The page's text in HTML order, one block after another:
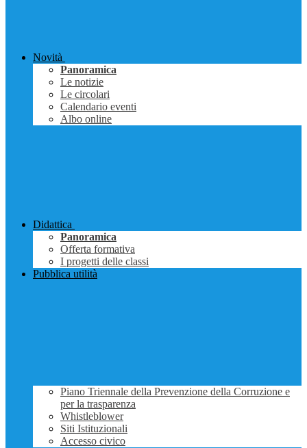
Novità
Panoramica
Le notizie
Le circolari
Calendario eventi
Albo online
Didattica
Panoramica
Offerta formativa
I progetti delle classi
Pubblica utilità
Piano Triennale della Prevenzione della Corruzione e
per la trasparenza
Whistleblower
Siti Istituzionali
Accesso civico